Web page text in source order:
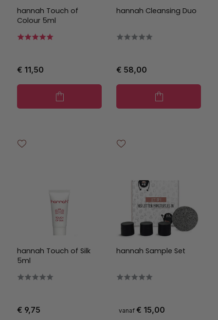
hannah Touch of
Colour 5ml
€ 11,50
hannah Cleansing Duo
€ 58,00
hannah Touch of Silk
5ml
€ 9,75
hannah Sample Set
vanaf € 15,00